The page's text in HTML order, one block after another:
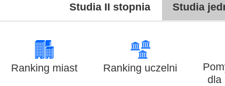
Studia II stopnia Studia
Ranking miast Ranking uczelni
dla